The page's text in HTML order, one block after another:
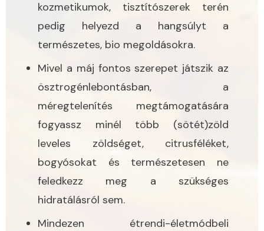
kozmetikumok, tisztítószerek terén
pedig helyezd a hangsúlyt a
természetes, bio megoldásokra.
Mivel a máj fontos szerepet játszik az
ösztrogénlebontásban, a
méregtelenítés megtámogatására
fogyassz minél több (sötét)zöld
leveles zöldséget, citrusféléket,
bogyósokat és természetesen ne
feledkezz meg a szükséges
hidratálásról sem.
Mindezen étrendi-életmódbeli